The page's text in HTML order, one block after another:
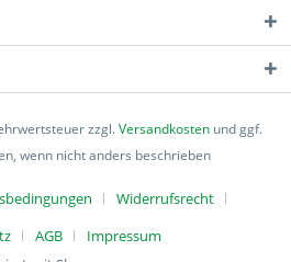
zzgl.Versandkosten und ggf.
wenn nicht anders beschrieben
Widerrufsrecht
AGB
Impressum